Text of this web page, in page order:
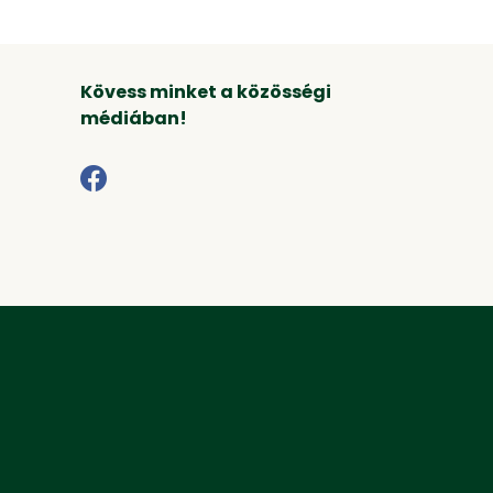
Kövess minket a közösségi
médiában!